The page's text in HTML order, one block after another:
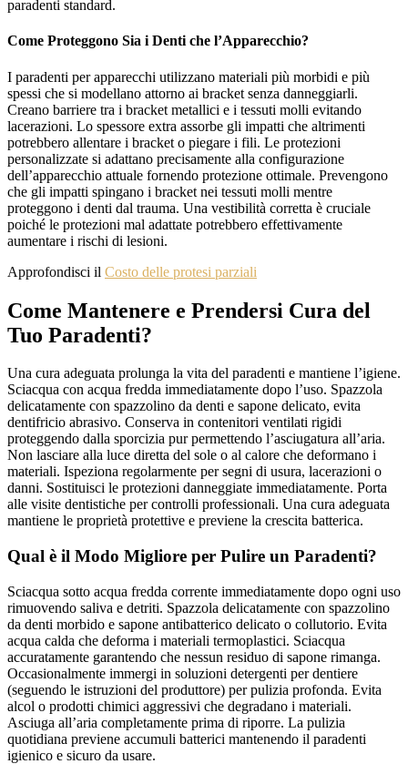
paradenti standard.
Come Proteggono Sia i Denti che l’Apparecchio?
I paradenti per apparecchi utilizzano materiali più morbidi e più
spessi che si modellano attorno ai bracket senza danneggiarli.
Creano barriere tra i bracket metallici e i tessuti molli evitando
lacerazioni. Lo spessore extra assorbe gli impatti che altrimenti
potrebbero allentare i bracket o piegare i fili. Le protezioni
personalizzate si adattano precisamente alla configurazione
dell’apparecchio attuale fornendo protezione ottimale. Prevengono
che gli impatti spingano i bracket nei tessuti molli mentre
proteggono i denti dal trauma. Una vestibilità corretta è cruciale
poiché le protezioni mal adattate potrebbero effettivamente
aumentare i rischi di lesioni.
Approfondisci il Costo delle protesi parziali
Come Mantenere e Prendersi Cura del
Tuo Paradenti?
Una cura adeguata prolunga la vita del paradenti e mantiene l’igiene.
Sciacqua con acqua fredda immediatamente dopo l’uso. Spazzola
delicatamente con spazzolino da denti e sapone delicato, evita
dentifricio abrasivo. Conserva in contenitori ventilati rigidi
proteggendo dalla sporcizia pur permettendo l’asciugatura all’aria.
Non lasciare alla luce diretta del sole o al calore che deformano i
materiali. Ispeziona regolarmente per segni di usura, lacerazioni o
danni. Sostituisci le protezioni danneggiate immediatamente. Porta
alle visite dentistiche per controlli professionali. Una cura adeguata
mantiene le proprietà protettive e previene la crescita batterica.
Qual è il Modo Migliore per Pulire un Paradenti?
Sciacqua sotto acqua fredda corrente immediatamente dopo ogni uso
rimuovendo saliva e detriti. Spazzola delicatamente con spazzolino
da denti morbido e sapone antibatterico delicato o collutorio. Evita
acqua calda che deforma i materiali termoplastici. Sciacqua
accuratamente garantendo che nessun residuo di sapone rimanga.
Occasionalmente immergi in soluzioni detergenti per dentiere
(seguendo le istruzioni del produttore) per pulizia profonda. Evita
alcol o prodotti chimici aggressivi che degradano i materiali.
Asciuga all’aria completamente prima di riporre. La pulizia
quotidiana previene accumuli batterici mantenendo il paradenti
igienico e sicuro da usare.